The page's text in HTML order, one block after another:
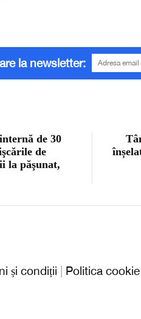
la newsletter:
de 30
de
la păşunat,
și condiții Politica cookie